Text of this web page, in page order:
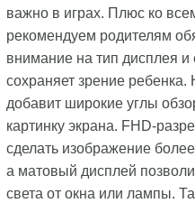
важно в играх. Плюс ко
рекомендуем родителям
внимание на тип дисплея и
сохраняет зрение
добавит широкие углы
картинку экрана. FHD-
сделать изображение
а матовый дисплей
света от окна или лампы.